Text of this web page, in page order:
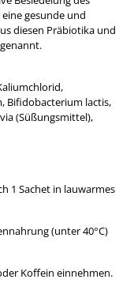
gesunde und
diesen Präbiotika und
Bifidobacterium lactis,
(Süßungsmittel),
1 Sachet in lauwarmes
(unter 40°C)
Koffein einnehmen.